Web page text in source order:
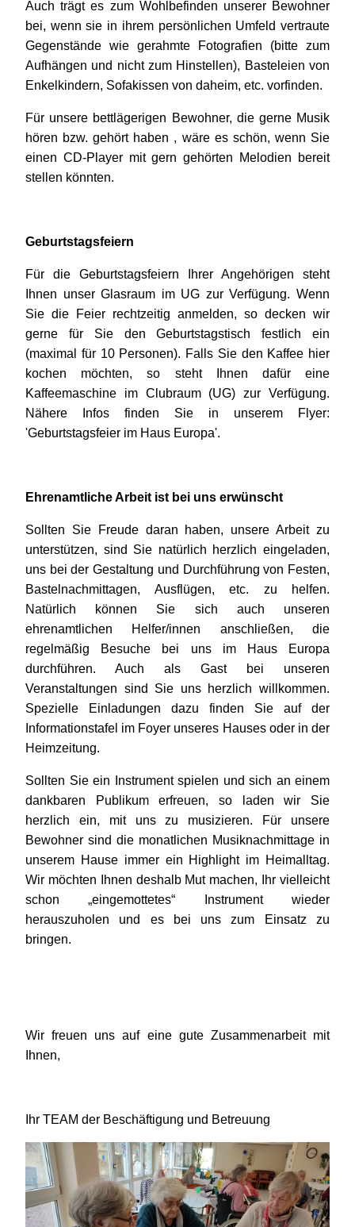
Auch trägt es zum Wohlbefinden unserer Bewohner
bei, wenn sie in ihrem persönlichen Umfeld vertraute
Gegenstände wie gerahmte Fotografien (bitte zum
Aufhängen und nicht zum Hinstellen), Basteleien von
Enkelkindern, Sofakissen von daheim, etc. vorfinden.
Für unsere bettlägerigen Bewohner, die gerne Musik
hören bzw. gehört haben , wäre es schön, wenn Sie
einen CD-Player mit gern gehörten Melodien bereit
stellen könnten.
Geburtstagsfeiern
Für die Geburtstagsfeiern Ihrer Angehörigen steht
Ihnen unser Glasraum im UG zur Verfügung. Wenn
Sie die Feier rechtzeitig anmelden, so decken wir
gerne für Sie den Geburtstagstisch festlich ein
(maximal für 10 Personen). Falls Sie den Kaffee hier
kochen möchten, so steht Ihnen dafür eine
Kaffeemaschine im Clubraum (UG) zur Verfügung.
Nähere Infos finden Sie in unserem Flyer:
'Geburtstagsfeier im Haus Europa'.
Ehrenamtliche Arbeit ist bei uns erwünscht
Sollten Sie Freude daran haben, unsere Arbeit zu
unterstützen, sind Sie natürlich herzlich eingeladen,
uns bei der Gestaltung und Durchführung von Festen,
Bastelnachmittagen, Ausflügen, etc. zu helfen.
Natürlich können Sie sich auch unseren
ehrenamtlichen Helfer/innen anschließen, die
regelmäßig Besuche bei uns im Haus Europa
durchführen. Auch als Gast bei unseren
Veranstaltungen sind Sie uns herzlich willkommen.
Spezielle Einladungen dazu finden Sie auf der
Informationstafel im Foyer unseres Hauses oder in der
Heimzeitung.
Sollten Sie ein Instrument spielen und sich an einem
dankbaren Publikum erfreuen, so laden wir Sie
herzlich ein, mit uns zu musizieren. Für unsere
Bewohner sind die monatlichen Musiknachmittage in
unserem Hause immer ein Highlight im Heimalltag.
Wir möchten Ihnen deshalb Mut machen, Ihr vielleicht
schon „eingemottetes“ Instrument wieder
herauszuholen und es bei uns zum Einsatz zu
bringen.
Wir freuen uns auf eine gute Zusammenarbeit mit
Ihnen,
Ihr TEAM der Beschäftigung und Betreuung